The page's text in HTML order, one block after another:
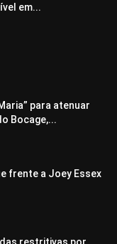
em...
para atenuar
Bocage,...
frente a Joey Essex